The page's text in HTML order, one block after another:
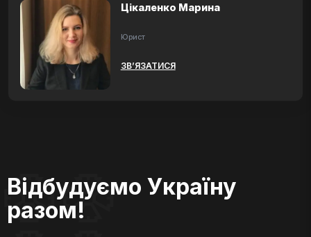
Цікаленко Марина
Юрист
ЗВ’ЯЗАТИСЯ
Відбудуємо Україну
разом!